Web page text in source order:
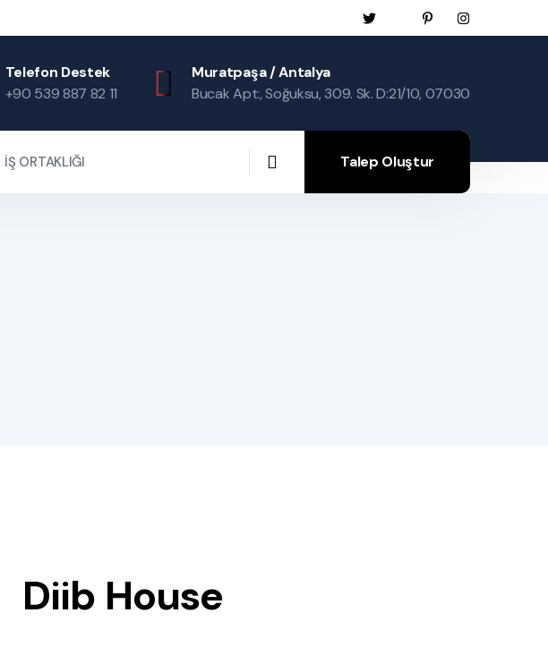
Telefon Destek
+90 539 887 82 11
Muratpaşa / Antalya
Bucak Apt:, Soğuksu, 309. Sk. D:21/10, 07030
İŞ ORTAKLIĞI Talep Oluştur
Diib House